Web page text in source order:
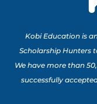
Kobi Education is
Scholarship Hunters
We have more than
successfully